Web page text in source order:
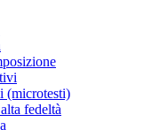
(microtesti)
fedeltà